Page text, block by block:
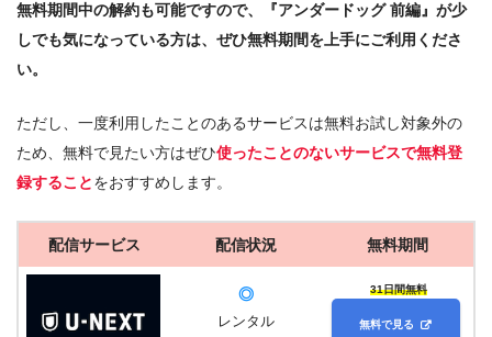
無料期間中の解約も可能ですので、『アンダードッグ 前編』が少
しでも気になっている方は、ぜひ無料期間を上手にご利用くださ
い。
ただし、一度利用したことのあるサービスは無料お試し対象外の
ため、無料で見たい方はぜひ使ったことのないサービスで無料登
録することをおすすめします。
配信サービス 配信状況 無料期間
◎
レンタル
31日間無料
無料で見る